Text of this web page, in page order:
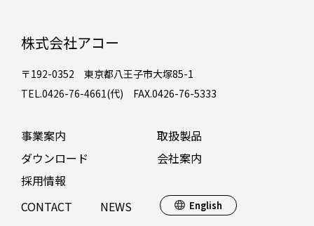
株式会社アコー
〒192-0352 東京都八王子市大塚85-1
TEL.0426-76-4661(代) FAX.0426-76-5333
事業案内
取扱製品
ダウンロード
会社案内
採用情報
CONTACT
NEWS English